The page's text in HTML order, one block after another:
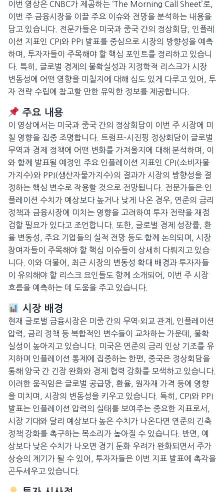
이번 영상은 CNBC가 제공하는 ‘The Morning Call Sheet’로,
이번 주 금융시장을 이끌 주요 이슈와 전망을 분석하는 내용을
담고 있습니다. 전문가들은 미국과 중국 간의 정상회담, 인플레
이션 지표인 CPI와 PPI 발표를 중심으로 시장의 방향성을 예측
하며, 투자자들이 주목해야 할 핵심 포인트를 정리하고 있습니
다. 특히, 글로벌 경제의 불확실성과 지정학적 리스크가 시장
변동성에 어떤 영향을 미칠지에 대해 심도 있게 다루고 있어, 투
자 전략 수립에 참고할 만한 유익한 정보를 제공합니다.
주요 내용
이 영상에서는 미국과 중국 간의 정상회담이 이번 주 시장에 미
칠 영향을 집중 조명합니다. 트럼프-시진핑 정상회담이 글로벌
무역과 경제 정책에 어떤 변화를 가져올지에 대해 분석하며, 이
와 함께 발표될 예정인 주요 인플레이션 지표인 CPI(소비자물
가지수)와 PPI(생산자물가지수)의 결과가 시장의 방향성을 결
정하는 핵심 변수로 작용할 것으로 전망됩니다. 전문가들은 인
플레이션 수치가 예상보다 높거나 낮게 나온 경우, 연준의 금리
정책과 금융시장에 미치는 영향을 고려하여 투자 전략을 재점
검할 필요가 있다고 조언합니다. 또한, 글로벌 경제 성장률, 환
율 변동성, 주요 기업들의 실적 전망 등도 함께 논의되며, 시장
참여자들이 주목해야 할 핵심 이슈들이 상세히 다뤄지고 있습
니다. 이와 더불어, 최근 시장의 변동성 확대 배경과 투자자들
이 유의해야 할 리스크 요인들도 함께 소개되어, 이번 주 시장
흐름을 예측하는 데 도움을 주고 있습니다.
시장 배경
현재 글로벌 금융시장은 미중 간의 무역·외교 관계, 인플레이션
압력, 금리 정책 등 복합적인 변수들이 교차하는 가운데, 불확
실성이 높아지고 있습니다. 미국은 연준의 금리 인상 기조를 유
지하며 인플레이션 통제에 집중하는 한편, 중국은 정상회담을
통해 양국 간 긴장 완화와 경제 협력 강화를 모색하고 있습니다.
이러한 움직임은 글로벌 공급망, 환율, 원자재 가격 등에 영향
을 미치며, 시장의 변동성을 키우고 있습니다. 특히, CPI와 PPI
발표는 인플레이션 압력의 실태를 보여주는 중요한 지표로서,
시장 기대와 달리 예상보다 높은 수치가 나온다면 연준의 긴축
정책 강화를 촉구하는 목소리가 높아질 수 있습니다. 반면, 예
상보다 낮은 수치가 나오면 경기 둔화 우려가 완화되면서 주가
상승의 계기가 될 수 있어, 투자자들은 이번 지표 발표에 촉각을
곤두세우고 있습니다.